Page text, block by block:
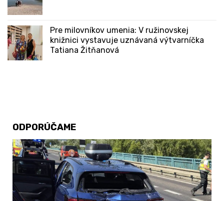
Pre milovníkov umenia: V ružinovskej
knižnici vystavuje uznávaná výtvarníčka
Tatiana Žitňanová
ODPORÚČAME